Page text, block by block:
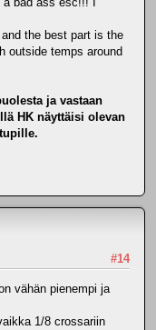
the best part is the
outside temps around
ja vastaan
HK näyttäisi olevan
#14
vähän pienempi ja
1/8 crossariin